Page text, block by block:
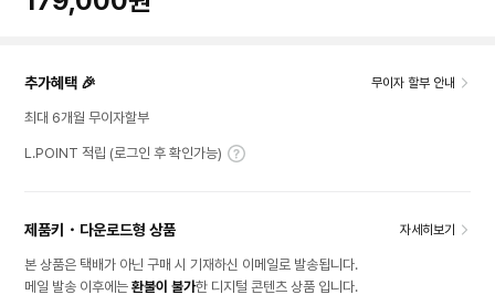
추가혜택 🎉 무이자 할부 안내
최대 6개월 무이자할부
L.POINT 적립 (로그인 후 확인가능)
제품키・다운로드형 상품 자세히보기
본 상품은 택배가 아닌 구매 시 기재하신 이메일로 발송됩니다.
메일 발송 이후에는 환불이 불가한 디지털 콘텐츠 상품 입니다.